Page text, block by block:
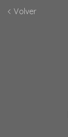
Volver